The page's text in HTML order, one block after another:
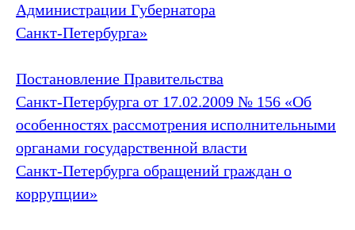
Администрации Губернатора
Санкт‑Петербурга»
Постановление Правительства
Санкт‑Петербурга от 17.02.2009 № 156 «Об
особенностях рассмотрения исполнительными
органами государственной власти
Санкт‑Петербурга обращений граждан о
коррупции»